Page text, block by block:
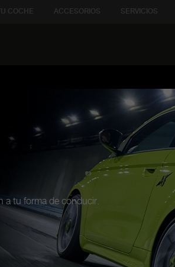
COCHE ACCESORIOS SERVICIOS
a tu forma de conducir.